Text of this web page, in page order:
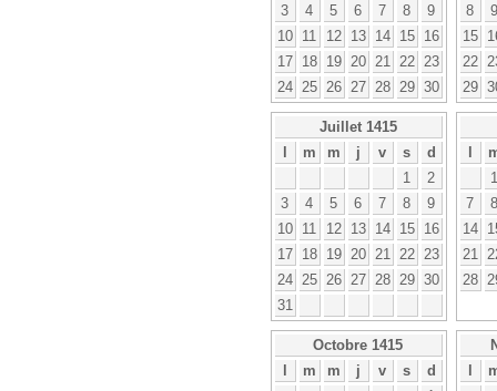
3
4 5 6 7 8
9
10
11 12 13 14 15
16
17
18 19 20 21 22
23
24
25 26 27 28 29 30
8
9
15
22
29
Juillet 1415
l
m m j v s
d
1
2
3
4 5 6 7 8
9
10
11 12 13 14 15
16
17
18 19 20 21 22
23
24
25 26 27 28 29 30
31
l
1
7
8
14
21
28
Octobre 1415
l
m m j v s
d
l